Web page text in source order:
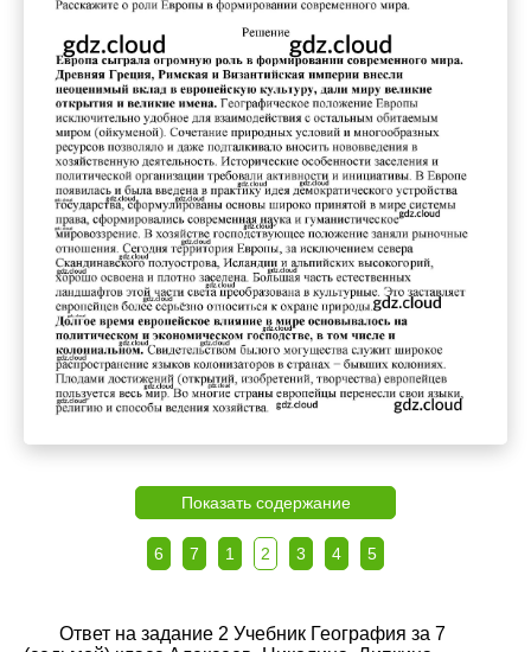
Показать содержание
6 7 1 2 3 4 5
Ответ на задание 2 Учебник География за 7